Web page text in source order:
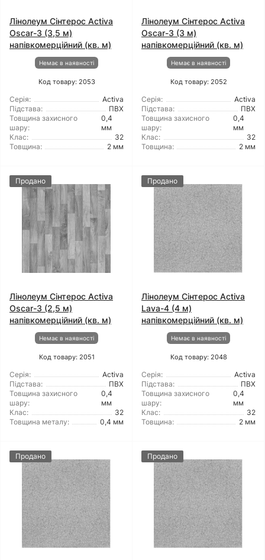
Лінолеум Сінтерос Activa
Oscar-3 (3,5 м)
напівкомерційний (кв. м)
Немає в наявності
Код товару: 2053
Серія:
Activa
Підстава:
ПВХ
Товщина захисного
шару:
0,4
мм
Клас:
32
Товщина:
2 мм
Лінолеум Сінтерос Activa
Oscar-3 (3 м)
напівкомерційний (кв. м)
Немає в наявності
Код товару: 2052
Серія:
Activa
Підстава:
ПВХ
Товщина захисного
шару:
0,4
мм
Клас:
32
Товщина:
2 мм
Продано
Лінолеум Сінтерос Activa
Oscar-3 (2,5 м)
напівкомерційний (кв. м)
Немає в наявності
Код товару: 2051
Серія:
Activa
Підстава:
ПВХ
Товщина захисного
шару:
0,4
мм
Клас:
32
Товщина металу:
0,4 мм
Продано
Лінолеум Сінтерос Activa
Lava-4 (4 м)
напівкомерційний (кв. м)
Немає в наявності
Код товару: 2048
Серія:
Activa
Підстава:
ПВХ
Товщина захисного
шару:
0,4
мм
Клас:
32
Товщина:
2 мм
Продано Продано